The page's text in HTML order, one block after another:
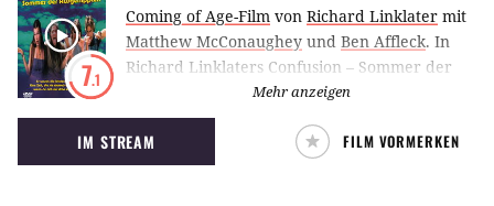
7.1
Coming of Age-Film von Richard Linklater mit
Matthew McConaughey und Ben Affleck. In
Richard Linklaters Confusion – Sommer der
Ausgeflippten bereitet der Abschlussjahrgang
einer Highschool in den 1970ern den Empfang
der Freshmen vor, bevor die Sommerferien
beginnen.
Mehr anzeigen
IM STREAM FILM VORMERKEN